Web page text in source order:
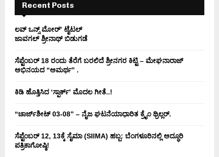
Recent Posts
ಲವ್ ಒನ್ಸ್ ಮೋರ್’ ಟೈಟಲ್
ಜಾವಗಲ್ ಶ್ರೀನಾಥ್ ಬಿಡುಗಡೆ
ಸೆಪ್ಟೆಂಬರ್ 18 ರಂದು ತೆರೆಗೆ ಬರಲಿದೆ ಶ್ರೀನಗರ ಕಿಟ್ಟಿ – ಮೇಘನಾರಾಜ್
ಅಭಿನಯದ “ಅಮರ್ಥ” .
ಕಿಡಿ‌‌ ಹೊತ್ತಿಸಿದ ‘ಸ್ಪಾರ್ಕ್’ ಮೊದಲ‌ ಗೀತೆ..!
“ಚಾರ್ಜ್‌ಶೀಟ್ 03-08” – ನೈಜ ಘಟನೆಯಾಧಾರಿತ ಕ್ರೈಂ ಥ್ರಿಲ್ಲರ್.
ಸೆಪ್ಟೆಂಬರ್ 12, 13ಕ್ಕೆ ಸೈಮಾ (SIIMA) ಹಬ್ಬ: ಬೆಂಗಳೂರಿನಲ್ಲಿ ಅದ್ಧೂರಿ
ಪತ್ರಿಕಾಗೋಷ್ಠಿ!